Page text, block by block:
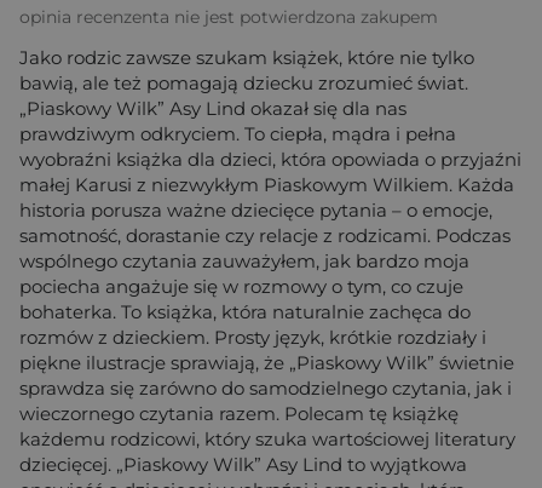
opinia recenzenta nie jest potwierdzona zakupem
Jako rodzic zawsze szukam książek, które nie tylko
bawią, ale też pomagają dziecku zrozumieć świat.
„Piaskowy Wilk” Asy Lind okazał się dla nas
prawdziwym odkryciem. To ciepła, mądra i pełna
wyobraźni książka dla dzieci, która opowiada o przyjaźni
małej Karusi z niezwykłym Piaskowym Wilkiem. Każda
historia porusza ważne dziecięce pytania – o emocje,
samotność, dorastanie czy relacje z rodzicami. Podczas
wspólnego czytania zauważyłem, jak bardzo moja
pociecha angażuje się w rozmowy o tym, co czuje
bohaterka. To książka, która naturalnie zachęca do
rozmów z dzieckiem. Prosty język, krótkie rozdziały i
piękne ilustracje sprawiają, że „Piaskowy Wilk” świetnie
sprawdza się zarówno do samodzielnego czytania, jak i
wieczornego czytania razem. Polecam tę książkę
każdemu rodzicowi, który szuka wartościowej literatury
dziecięcej. „Piaskowy Wilk” Asy Lind to wyjątkowa